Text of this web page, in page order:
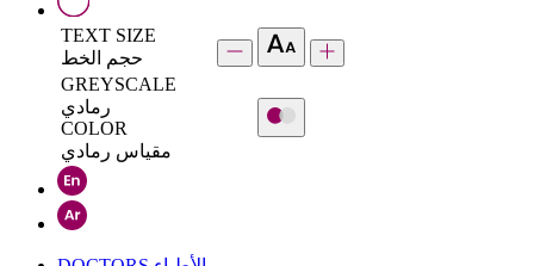
TEXT SIZE
حجم الخط
GREYSCALE
رمادي
COLOR
مقياس رمادي